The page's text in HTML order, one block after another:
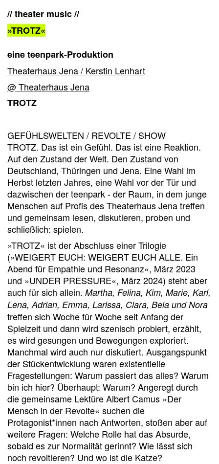
// theater music //
»TROTZ«
eine teenpark-Produktion
Theaterhaus Jena / Kerstin Lenhart
@ Theaterhaus Jena
TROTZ
GEFÜHLSWELTEN / REVOLTE / SHOW
TROTZ. Das ist ein Gefühl. Das ist eine Reaktion.
Auf den Zustand der Welt. Den Zustand von
Deutschland, Thüringen und Jena. Eine Wahl im
Herbst letzten Jahres, eine Wahl vor der Tür und
dazwischen der teenpark - der Raum, in dem junge
Menschen auf Profis des Theaterhaus Jena treffen
und gemeinsam lesen, diskutieren, proben und
schließlich: spielen.
»TROTZ« ist der Abschluss einer Trilogie
(»WEIGERT EUCH: WEIGERT EUCH ALLE. Ein
Abend für Empathie und Resonanz«, März 2023
und »UNDER PRESSURE«, März 2024) steht aber
auch für sich allein. Martha, Felina, Kim, Marie, Karl,
Lena, Adrian, Emma, Larissa, Clara, Bela und Nora
treffen sich Woche für Woche seit Anfang der
Spielzeit und dann wird szenisch probiert, erzählt,
es wird gesungen und Bewegungen exploriert.
Manchmal wird auch nur diskutiert. Ausgangspunkt
der Stückentwicklung waren existentielle
Fragestellungen: Warum passiert das alles? Warum
bin ich hier? Überhaupt: Warum? Angeregt durch
die gemeinsame Lektüre Albert Camus »Der
Mensch in der Revolte« suchen die
Protagonist*innen nach Antworten, stoßen aber auf
weitere Fragen: Welche Rolle hat das Absurde,
sobald es zur Normalität gerinnt? Wie lässt sich
noch revoltieren? Und wo ist die Katze?